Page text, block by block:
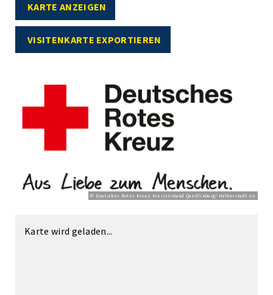
KARTE ANZEIGEN
VISITENKARTE EXPORTIEREN
© Deutsches Rotes Kreuz Kreisverband Quedlinburg/ Halberstadt e.V.
Karte wird geladen...